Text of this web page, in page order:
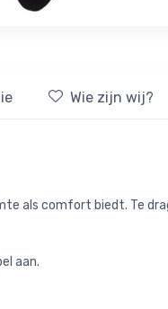
Wie zijn wij?
als comfort biedt. Te
aan.